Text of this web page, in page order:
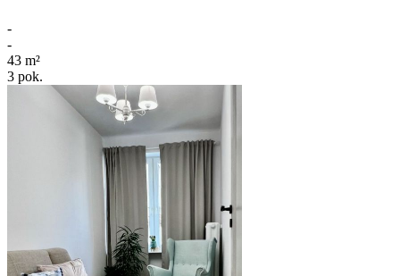
-
-
43 m²
3 pok.